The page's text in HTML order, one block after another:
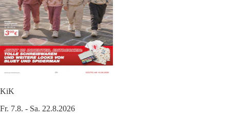
KiK
Fr. 7.8. - Sa. 22.8.2026